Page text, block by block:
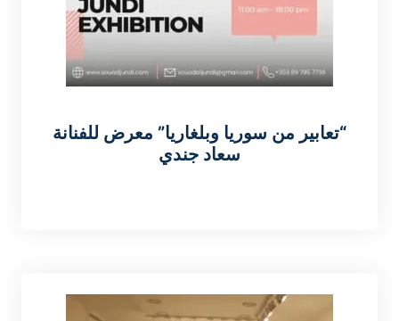
“تعابير من سوريا وبلغاريا” معرض للفنانة
سعاد جندي